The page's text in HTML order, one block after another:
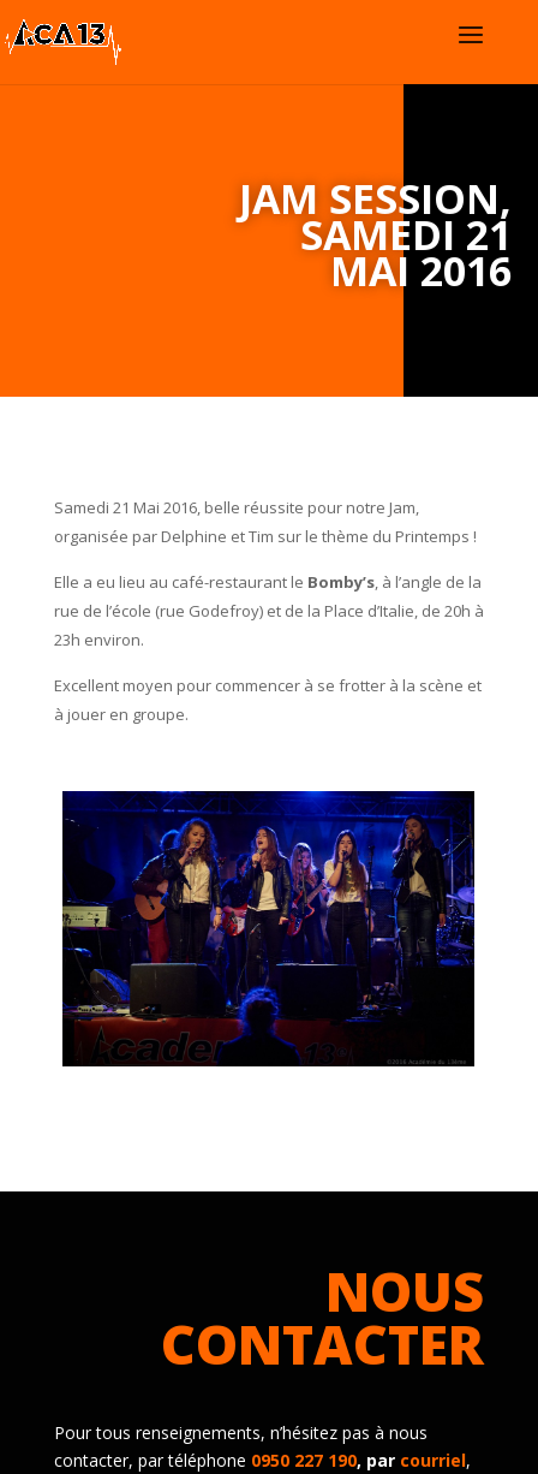
JAM SESSION,
SAMEDI 21
MAI 2016
Samedi 21 Mai 2016, belle réussite pour notre Jam,
organisée par Delphine et Tim sur le thème du Printemps !
Elle a eu lieu au café-restaurant le Bomby’s, à l’angle de la
rue de l’école (rue Godefroy) et de la Place d’Italie, de 20h à
23h environ.
Excellent moyen pour commencer à se frotter à la scène et
à jouer en groupe.
NOUS
CONTACTER
Pour tous renseignements, n’hésitez pas à nous
contacter, par téléphone 0950 227 190, par courriel,